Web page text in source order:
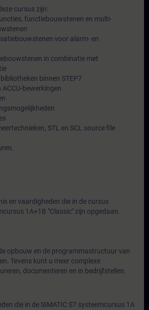
cursus zijn:
functiebouwstenen en multi-
voor alarm- en
in combinatie met
binnen STEP7
bewerkingen
STL en SCL source file
en vaardigheden die in de cursus
1A+1B "Classic" zijn opgedaan.
opbouw en de programmastructuur van
Tevens kunt u meer complexe
documenteren en in bedrijfstellen.
die in de SIMATIC S7 systeemcursus 1A